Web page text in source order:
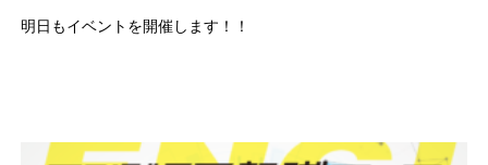
明日もイベントを開催します！！